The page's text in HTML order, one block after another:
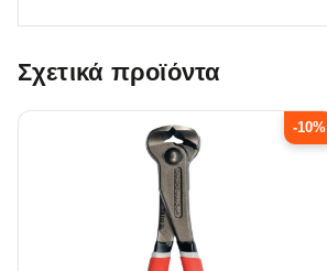
Σχετικά προϊόντα
-10%